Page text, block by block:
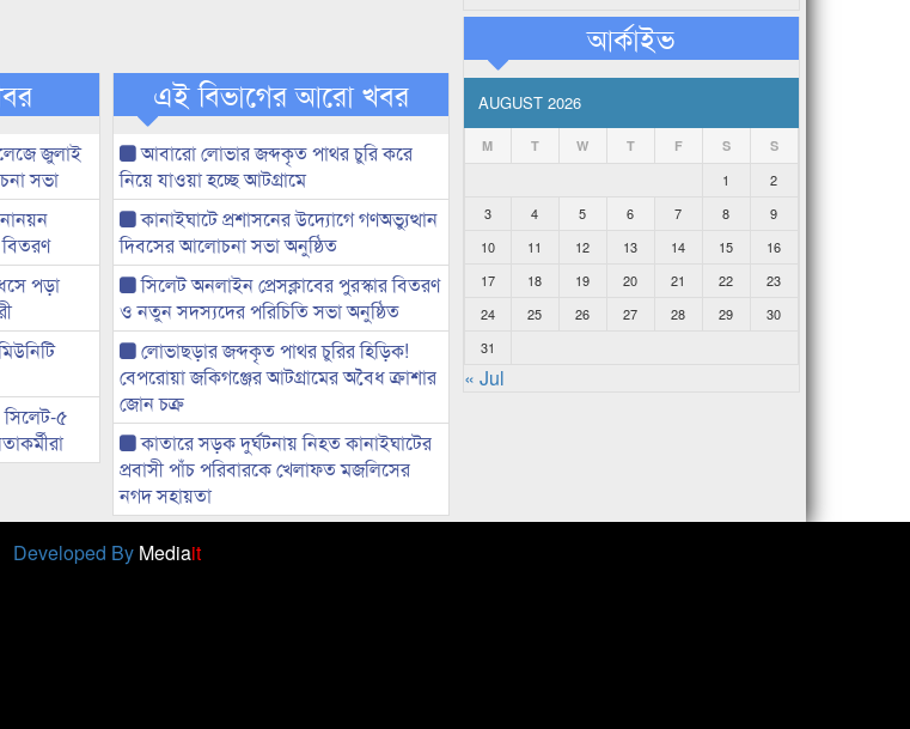
জুলাই
সভা
পড়া
৫
এই বিভাগের আরো খবর
আবারো লোভার জব্দকৃত পাথর চুরি করে
নিয়ে যাওয়া হচ্ছে আটগ্রামে
কানাইঘাটে প্রশাসনের উদ্যোগে গণঅভ্যুত্থান
দিবসের আলোচনা সভা অনুষ্ঠিত
সিলেট অনলাইন প্রেসক্লাবের পুরস্কার বিতরণ
ও নতুন সদস্যদের পরিচিতি সভা অনুষ্ঠিত
লোভাছড়ার জব্দকৃত পাথর চুরির হিড়িক!
বেপরোয়া জকিগঞ্জের আটগ্রামের অবৈধ ক্রাশার
জোন চক্র
কাতারে সড়ক দুর্ঘটনায় নিহত কানাইঘাটের
প্রবাসী পাঁচ পরিবারকে খেলাফত মজলিসের
নগদ সহায়তা
আর্কাইভ
AUGUST 2026
M T W T F S S
1
2
3
4 5 6 7 8
9
10
11 12 13 14 15
16
17
18 19 20 21 22
23
24
25 26 27 28 29
30
31
« Jul
Developed By Mediait